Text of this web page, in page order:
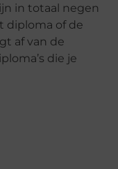
in totaal negen
diploma of de
af van de
die je